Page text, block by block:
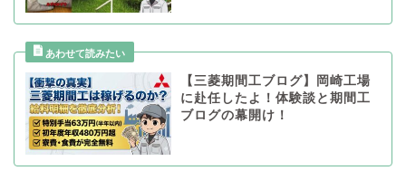
【三菱期間工ブログ】岡崎工場
に赴任したよ！体験談と期間工
ブログの幕開け！